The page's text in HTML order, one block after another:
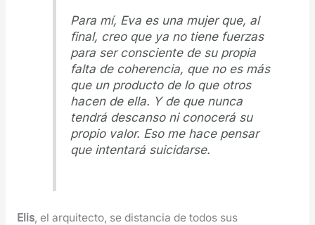
Para mí, Eva es una mujer que, al
final, creo que ya no tiene fuerzas
para ser consciente de su propia
falta de coherencia, que no es más
que un producto de lo que otros
hacen de ella. Y de que nunca
tendrá descanso ni conocerá su
propio valor. Eso me hace pensar
que intentará suicidarse.
Elis, el arquitecto, se distancia de todos sus